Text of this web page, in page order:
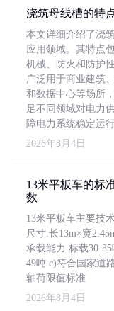
浇筑母线槽的特
本文详细介绍了浇
应用领域。其特点
机械、防火和防护
广泛用于商业建筑
和数据中心等场所
足不同领域对电力
障电力系统稳定运行
2026年8月4日
13米平板车的标
数
13米平板车主要技
尺寸:长13m×宽
承载能力:标载30-
49吨 c)符合国家道
轴荷限值标准
2026年8月4日